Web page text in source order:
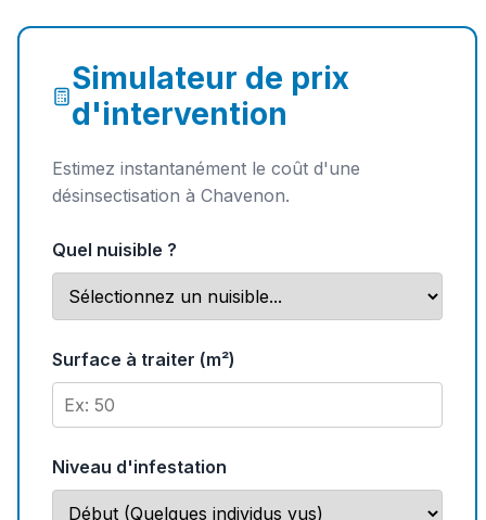
Simulateur de prix
d'intervention
Estimez instantanément le coût d'une
désinsectisation à Chavenon.
Quel nuisible ?
Surface à traiter (m²)
Niveau d'infestation